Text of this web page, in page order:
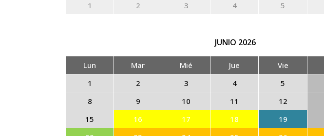
1
2 3 4 5
JUNIO 2026
Lun Mar Mié Jue Vie
1
2 3 4 5
8
9 10 11 12
15
16 17 18 19